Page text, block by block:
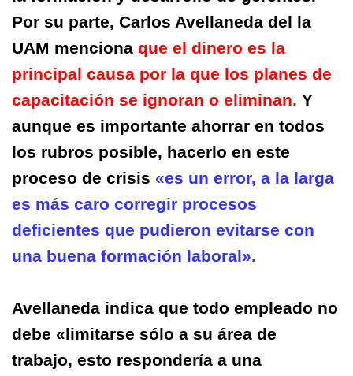
Por su parte, Carlos Avellaneda del la
UAM menciona que el dinero es la
principal causa por la que los planes de
capacitación se ignoran o eliminan. Y
aunque es importante ahorrar en todos
los rubros posible, hacerlo en este
proceso de crisis «es un error, a la larga
es más caro corregir procesos
deficientes que pudieron evitarse con
una buena formación laboral».
Avellaneda indica que todo empleado no
debe «limitarse sólo a su área de
trabajo, esto respondería a una